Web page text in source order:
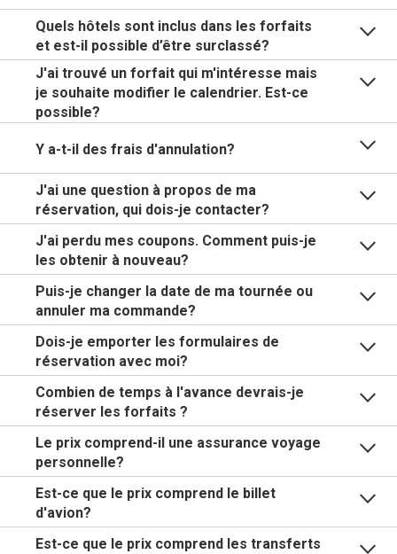
Quels hôtels sont inclus dans les forfaits
et est-il possible d’être surclassé?
J'ai trouvé un forfait qui m'intéresse mais
je souhaite modifier le calendrier. Est-ce
possible?
Y a-t-il des frais d'annulation?
J'ai une question à propos de ma
réservation, qui dois-je contacter?
J'ai perdu mes coupons. Comment puis-je
les obtenir à nouveau?
Puis-je changer la date de ma tournée ou
annuler ma commande?
Dois-je emporter les formulaires de
réservation avec moi?
Combien de temps à l'avance devrais-je
réserver les forfaits ?
Le prix comprend-il une assurance voyage
personnelle?
Est-ce que le prix comprend le billet
d'avion?
Est-ce que le prix comprend les transferts